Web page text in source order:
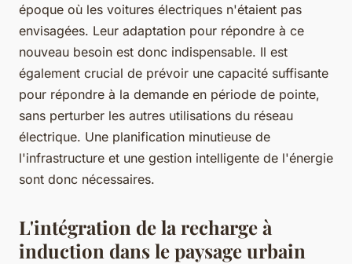
époque où les voitures électriques n'étaient pas
envisagées. Leur adaptation pour répondre à ce
nouveau besoin est donc indispensable. Il est
également crucial de prévoir une capacité suffisante
pour répondre à la demande en période de pointe,
sans perturber les autres utilisations du réseau
électrique. Une planification minutieuse de
l'infrastructure et une gestion intelligente de l'énergie
sont donc nécessaires.
L'intégration de la recharge à
induction dans le paysage urbain